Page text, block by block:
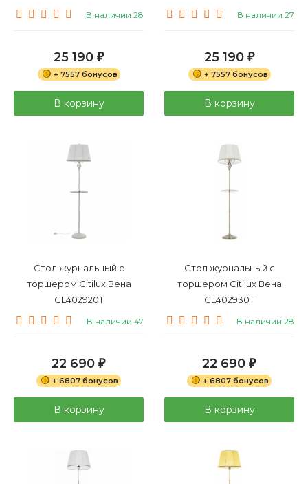
В наличии 28
25 190 ₽
+ 7557 бонусов
В корзину
В наличии 27
25 190 ₽
+ 7557 бонусов
В корзину
Стол журнальный с
торшером Citilux Вена
CL402920T
В наличии 47
22 690 ₽
+ 6807 бонусов
В корзину
Стол журнальный с
торшером Citilux Вена
CL402930T
В наличии 28
22 690 ₽
+ 6807 бонусов
В корзину